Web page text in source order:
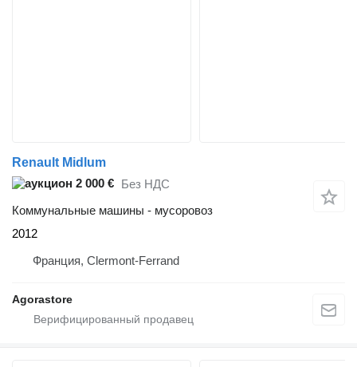
Renault Midlum
2 000 €
Без НДС
Коммунальные машины - мусоровоз
2012
Франция, Clermont-Ferrand
Agorastore